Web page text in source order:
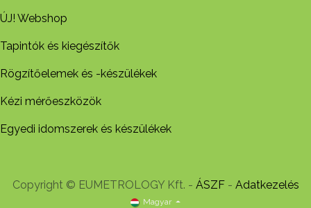
ÚJ! Webshop
Tapintók és kiegészítők
Rögzítőelemek és -készül​ékek
Kézi mérőeszközök
Egyedi idomszerek és készülékek
Copyright © EUMETROLOGY Kft. - ÁSZF- Adatkezelés
Magyar